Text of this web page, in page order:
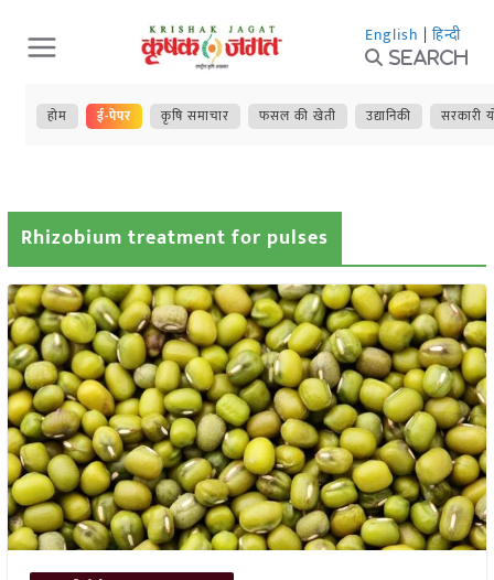
Skip
to
content
English | हिन्दी
Search
होम ई-पेपर कृषि समाचार फसल की खेती उद्यानिकी सरकारी
Rhizobium treatment for pulses